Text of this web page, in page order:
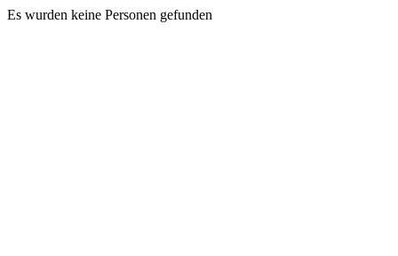
Es wurden keine Personen gefunden